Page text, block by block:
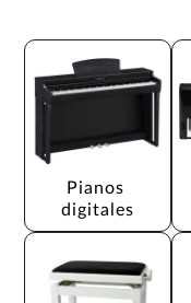
Pianos
digitales